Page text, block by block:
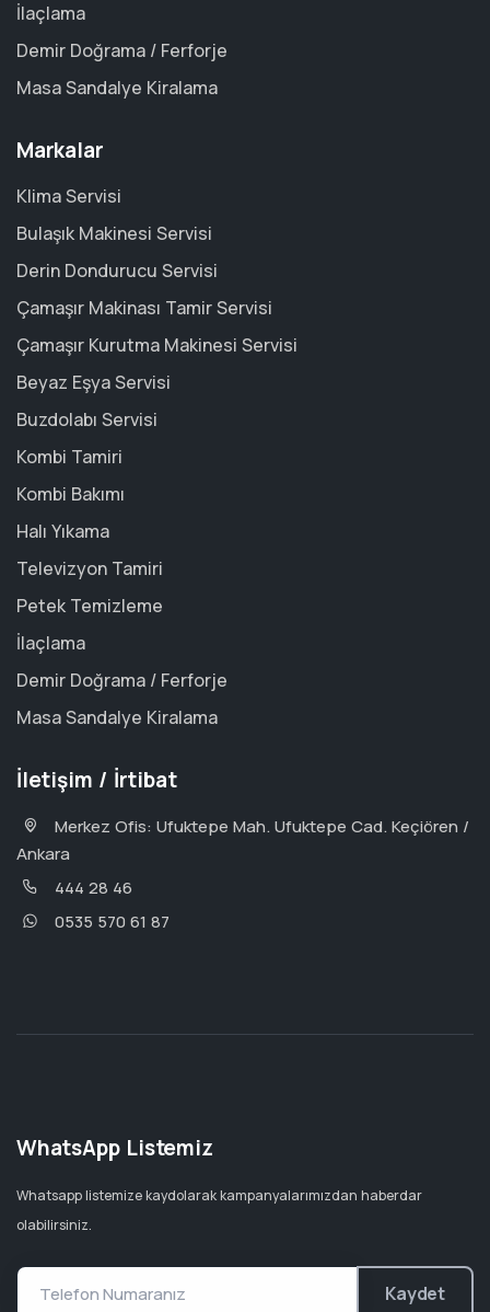
İlaçlama
Demir Doğrama / Ferforje
Masa Sandalye Kiralama
Markalar
Klima Servisi
Bulaşık Makinesi Servisi
Derin Dondurucu Servisi
Çamaşır Makinası Tamir Servisi
Çamaşır Kurutma Makinesi Servisi
Beyaz Eşya Servisi
Buzdolabı Servisi
Kombi Tamiri
Kombi Bakımı
Halı Yıkama
Televizyon Tamiri
Petek Temizleme
İlaçlama
Demir Doğrama / Ferforje
Masa Sandalye Kiralama
İletişim / İrtibat
Merkez Ofis: Ufuktepe Mah. Ufuktepe Cad. Keçiören /
Ankara
444 28 46
0535 570 61 87
WhatsApp Listemiz
Whatsapp listemize kaydolarak kampanyalarımızdan haberdar
olabilirsiniz.
Kaydet